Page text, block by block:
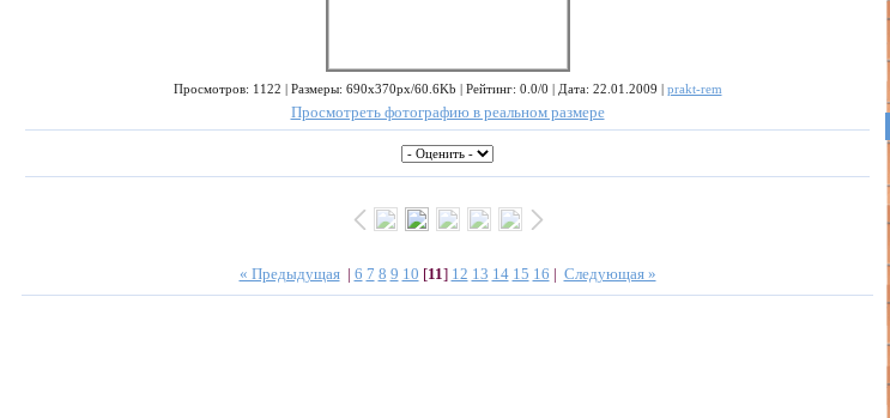
Просмотров: 1122 | Размеры: 690x370px/60.6Kb | Рейтинг: 0.0/0 | Дата: 22.01.2009 | prakt-rem
Просмотреть фотографию в реальном размере
« Предыдущая| 6 7 8 9 10 [11] 12 13 14 15 16 | Следующая »